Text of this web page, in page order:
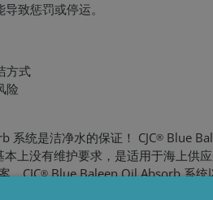
致惩罚或停运。
方式
险
系统是洁净水的保证！ CJC® Blue
上没有维护要求，是适用于海上供
。CJC®Blue Baleen Oil Absorb 系统